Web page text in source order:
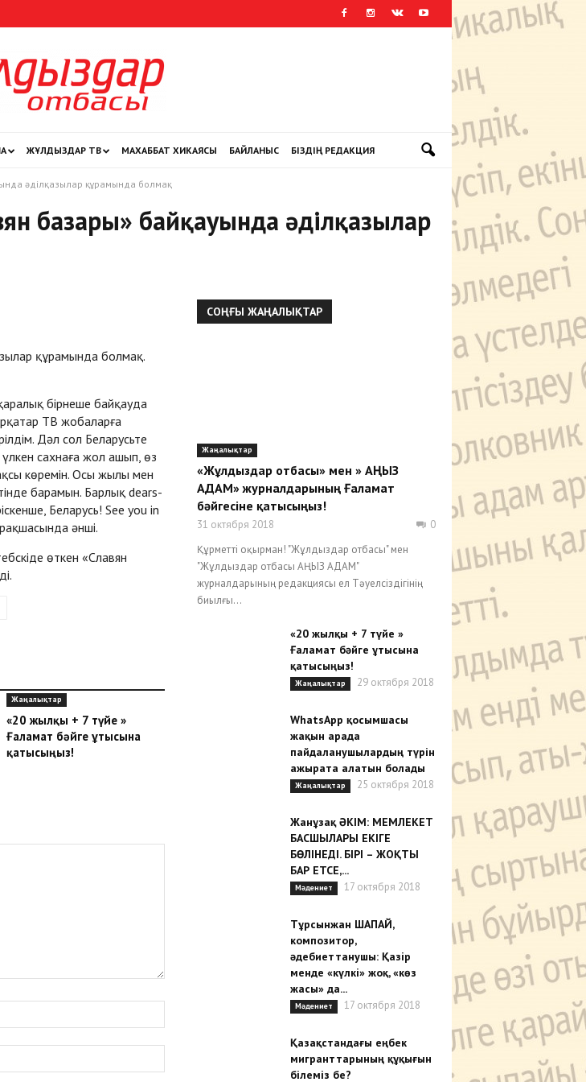
ЖҰЛДЫЗДАР ТВ МАХАББАТ ХИКАЯСЫ БАЙЛАНЫС БІЗДІҢ РЕДАКЦИЯ
әділқазылар құрамында болмақ
базары» байқауында әділқазылар
құрамында болмақ.
бірнеше байқауда
ТВ жобаларға
Дәл сол Беларусьте
үлкен сахнаға жол ашып, өз
көремін. Осы жылы мен
барамын. Барлық dears-
Беларусь! See you in
әнші.
өткен «Славян
Жаңалықтар
«20 жылқы + 7 түйе »
Ғаламат бәйге ұтысына
қатысыңыз!
СОҢҒЫ ЖАҢАЛЫҚТАР
Жаңалықтар
«Жұлдыздар отбасы» мен » АҢЫЗ
АДАМ» журналдарының Ғаламат
бәйгесіне қатысыңыз!
31 октября 2018
0
Құрметті оқырман! "Жұлдыздар отбасы" мен
"Жұлдыздар отбасы АҢЫЗ АДАМ"
журналдарының редакциясы ел Тәуелсіздігінің
биылғы...
«20 жылқы + 7 түйе »
Ғаламат бәйге ұтысына
қатысыңыз!
Жаңалықтар 29 октября 2018
WhatsApp қосымшасы
жақын арада
пайдаланушылардың түрін
ажырата алатын болады
Жаңалықтар 25 октября 2018
Жанұзақ ӘКІМ: МЕМЛЕКЕТ
БАСШЫЛАРЫ ЕКІГЕ
БӨЛІНЕДІ. БІРІ – ЖОҚТЫ
БАР ЕТСЕ,...
Мәдениет 17 октября 2018
Тұрсынжан ШАПАЙ,
композитор,
әдебиеттанушы: Қазір
менде «күлкі» жоқ, «көз
жасы» да...
Мәдениет 17 октября 2018
Қазақстандағы еңбек
мигранттарының құқығын
білеміз бе?